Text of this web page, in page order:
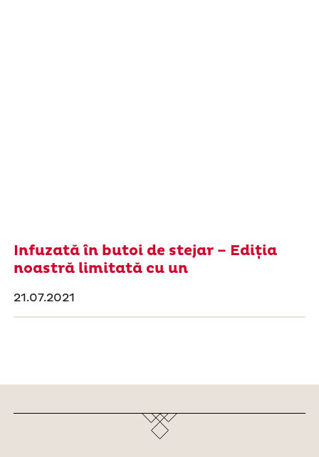
Infuzată în butoi de stejar – Ediția
noastră limitată cu un
21.07.2021